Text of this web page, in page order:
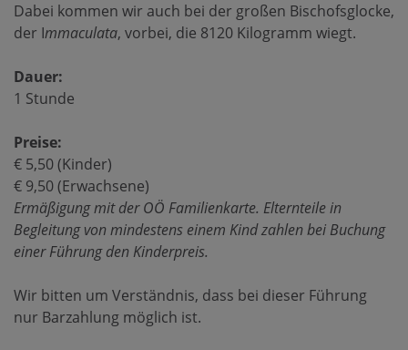
Dabei kommen wir auch bei der großen Bischofsglocke,
der Immaculata, vorbei, die 8120 Kilogramm wiegt.
Dauer:
1 Stunde
Preise:
€ 5,50 (Kinder)
€ 9,50 (Erwachsene)
Ermäßigung mit der OÖ Familienkarte. Elternteile in
Begleitung von mindestens einem Kind zahlen bei Buchung
einer Führung den Kinderpreis.
Wir bitten um Verständnis, dass bei dieser Führung
nur Barzahlung möglich ist.